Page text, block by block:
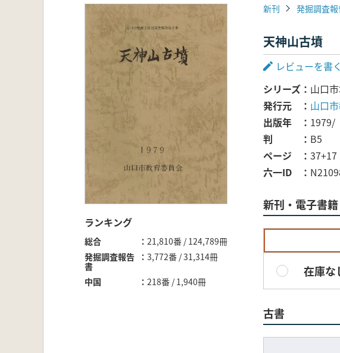
ランキング
総合
21,810番 / 124,789冊
発掘調査報告
書
3,772番 / 31,314冊
中国 218番 / 1,940冊
新刊 発掘調査
天神山古墳
レビューを書く
シリーズ
山口
発行元
山口
出版年
1979/
判
B5
ページ
37+17
六一ID
新刊・電子書籍
在庫な
古書